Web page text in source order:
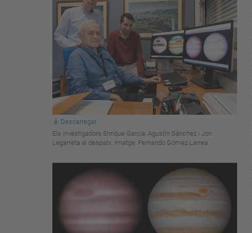
Descarregar
Els investigadors Enrique García, Agustín Sánchez i Jon
Legarreta al despatx. Imatge: Fernando Gómez Larrea